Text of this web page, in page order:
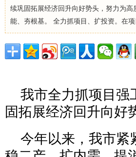
续巩固拓展经济回升向好势头，努力为高
能、夯根基。 全力抓项目、扩投资。在
我市全力抓项目强
固拓展经济回升向好
今年以来，我市紧